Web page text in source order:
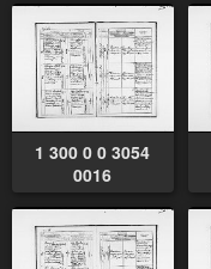
1 300 0 0 3054
0016